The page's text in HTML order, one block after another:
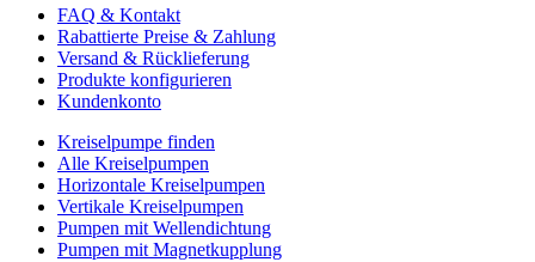
FAQ & Kontakt
Rabattierte Preise & Zahlung
Versand & Rücklieferung
Produkte konfigurieren
Kundenkonto
Kreiselpumpe finden
Alle Kreiselpumpen
Horizontale Kreiselpumpen
Vertikale Kreiselpumpen
Pumpen mit Wellendichtung
Pumpen mit Magnetkupplung